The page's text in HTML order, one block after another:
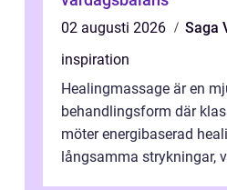
02 augusti 2026
Saga
inspiration
Healingmassage är en
behandlingsform där
möter energibaserad
långsamma strykningar,